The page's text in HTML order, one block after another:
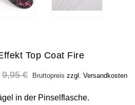
Top Coat Fire
9,95 € Bruttopreis zzgl. Versandkosten
in der Pinselflasche.